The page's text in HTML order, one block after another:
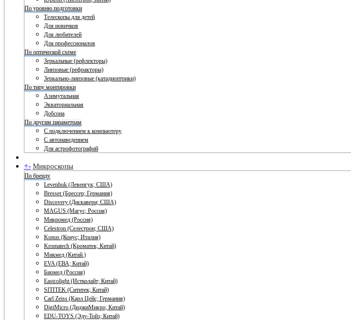
По уровню подготовки
Телескопы для детей
Для новичков
Для любителей
Для профессионалов
По оптической схеме
Зеркальные (рефлекторы)
Линзовые (рефракторы)
Зеркально-линзовые (катадиоптрики)
По типу монтировки
Азимутальная
Экваториальная
Добсона
По другим параметрам
С подключением к компьютеру
С автонаведением
Для астрофотографий
+- Микроскопы
По бренду
Levenhuk (Левенгук; США)
Bresser (Брессер; Германия)
Discovery (Дискавери; США)
MAGUS (Магус; Россия)
Микромед (Россия)
Celestron (Селестрон; США)
Konus (Конус; Италия)
Kromatech (Кроматек; Китай)
Микмед (Китай.)
EVA (ЕВА; Китай)
Биомед (Россия)
Eastcolight (Истколайт; Китай)
SITITEK (Сититек; Китай)
Carl Zeiss (Карл Цейс; Германия)
DigiMicro (ДиджиМикро; Китай)
EDU-TOYS (Эду-Тойз; Китай)